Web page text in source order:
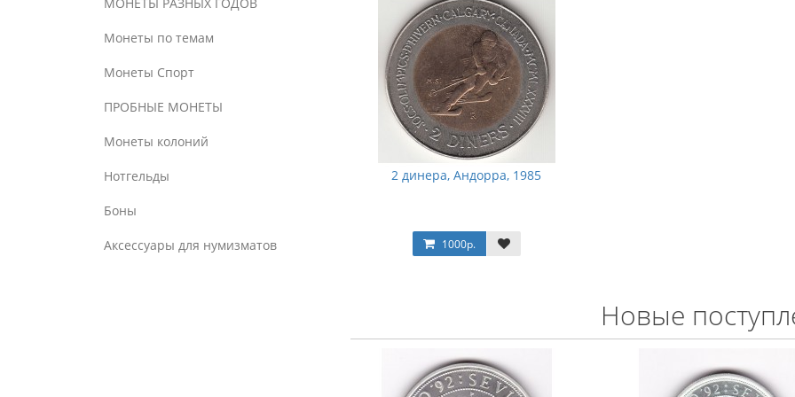
Монеты по темам
Монеты Спорт
ПРОБНЫЕ МОНЕТЫ
Монеты колоний
Нотгельды
Боны
Аксессуары для нумизматов
2 динера, Андорра, 1985
1000р.
Новые